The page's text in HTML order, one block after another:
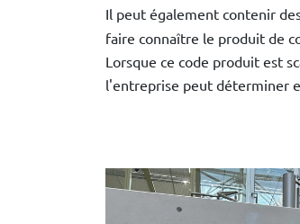
Il peut également contenir
faire connaître le produit de
Lorsque ce code produit est
l'entreprise peut déterminer